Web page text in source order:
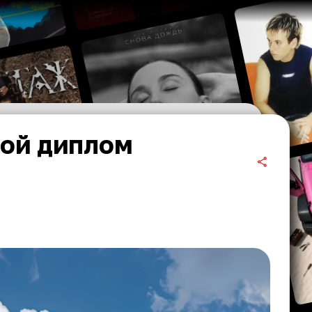
диплом